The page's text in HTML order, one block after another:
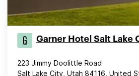
Garner Hotel Salt Lake
223 Jimmy Doolittle Road
Salt Lake City, Utah 84116, United